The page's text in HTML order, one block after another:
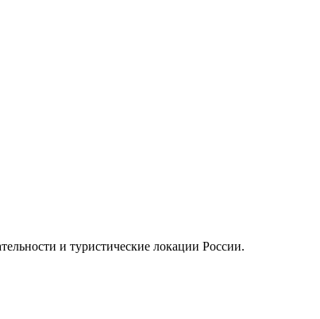
и туристические локации России.